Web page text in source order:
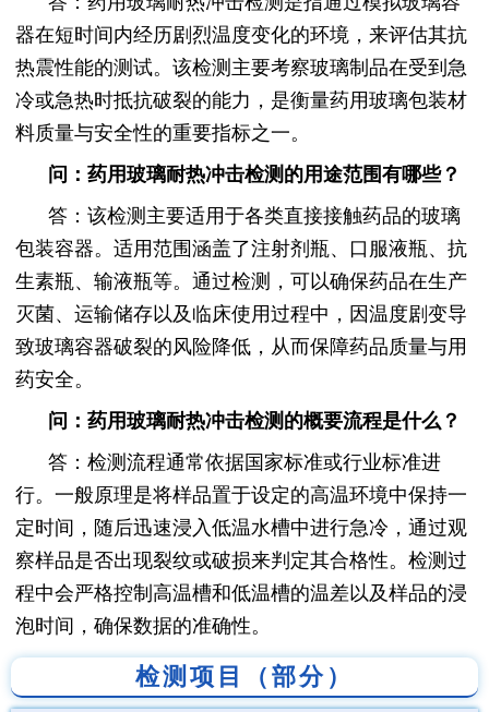
器在短时间内经历剧烈温度变化的环境，来评估其抗
热震性能的测试。该检测主要考察玻璃制品在受到急
冷或急热时抵抗破裂的能力，是衡量药用玻璃包装材
料质量与安全性的重要指标之一。
问：药用玻璃耐热冲击检测的用途范围有哪些？
答：该检测主要适用于各类直接接触药品的玻璃
包装容器。适用范围涵盖了注射剂瓶、口服液瓶、抗
生素瓶、输液瓶等。通过检测，可以确保药品在生产
灭菌、运输储存以及临床使用过程中，因温度剧变导
致玻璃容器破裂的风险降低，从而保障药品质量与用
药安全。
问：药用玻璃耐热冲击检测的概要流程是什么？
答：检测流程通常依据国家标准或行业标准进
行。一般原理是将样品置于设定的高温环境中保持一
定时间，随后迅速浸入低温水槽中进行急冷，通过观
察样品是否出现裂纹或破损来判定其合格性。检测过
程中会严格控制高温槽和低温槽的温差以及样品的浸
泡时间，确保数据的准确性。
检测项目（部分）